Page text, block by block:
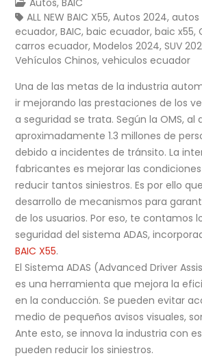
ALL NEW BAIC X55,Autos 2024,autos
ecuador,BAIC,baic ecuador,baic x55,
carros ecuador,Modelos 2024,SUV
Vehículos Chinos,vehiculos ecuador
Una de las metas de la industria
ir mejorando las prestaciones de los
a seguridad se trata. Según la OMS, al
aproximadamente 1.3 millones de
debido a incidentes de tránsito. La
fabricantes es mejorar las
reducir tantos siniestros. Es por ello
desarrollo de mecanismos para
de los usuarios. Por eso, te contamos
seguridad del sistema ADAS,
BAIC X55.
El Sistema ADAS (Advanced Driver
es una herramienta que mejora la
en la conducción. Se pueden evitar
medio de pequeños avisos visuales,
Ante esto, se innova la industria con
pueden reducir los siniestros.